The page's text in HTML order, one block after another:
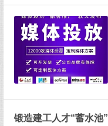
锻造建工人才“蓄水池